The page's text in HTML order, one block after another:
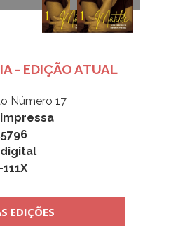
- EDIÇÃO ATUAL
Número 17
impressa
digital
EDIÇÕES